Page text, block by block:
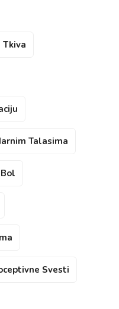
Tkiva
Talasima
Svesti